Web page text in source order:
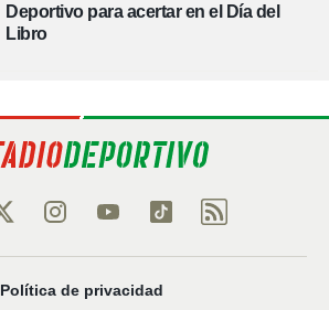
Deportivo para acertar en el Día del
Libro
Política de privacidad